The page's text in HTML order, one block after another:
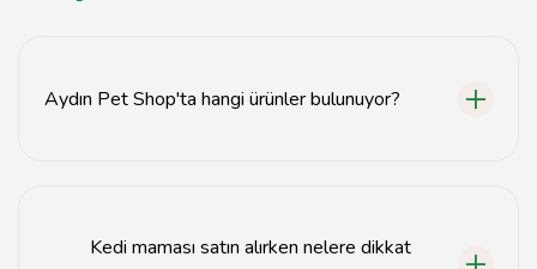
Aydın Pet Shop'ta hangi ürünler bulunuyor?
Kedi maması satın alırken nelere dikkat